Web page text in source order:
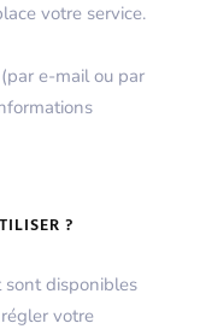
votre service.
e-mail ou par
?
sont disponibles
votre